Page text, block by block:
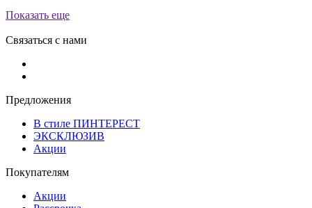
Показать еще
Связаться с нами
Предложения
В стиле ПИНТЕРЕСТ
ЭКСКЛЮЗИВ
Акции
Покупателям
Акции